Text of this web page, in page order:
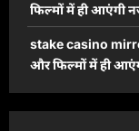
फिल्मों में ही आएंगी
stake casino
और फिल्मों में ही